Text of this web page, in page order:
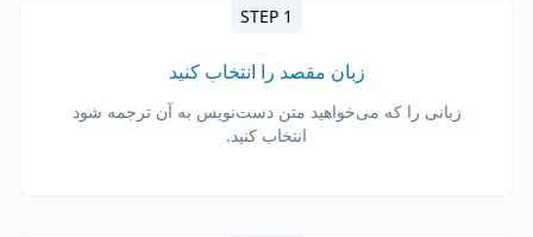
STEP 1
زبان مقصد را انتخاب کنید
زبانی را که می‌خواهید متن دست‌نویس به آن ترجمه شود
انتخاب کنید.